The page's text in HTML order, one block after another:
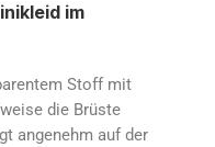
im
Stoff mit
die Brüste
angenehm auf der